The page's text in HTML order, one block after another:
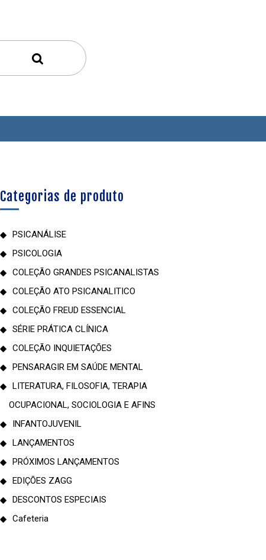
Categorias de produto
PSICANÁLISE
PSICOLOGIA
COLEÇÃO GRANDES PSICANALISTAS
COLEÇÃO ATO PSICANALITICO
COLEÇÃO FREUD ESSENCIAL
SÉRIE PRÁTICA CLÍNICA
COLEÇÃO INQUIETAÇÕES
PENSARAGIR EM SAÚDE MENTAL
LITERATURA, FILOSOFIA, TERAPIA
OCUPACIONAL, SOCIOLOGIA E AFINS
INFANTOJUVENIL
LANÇAMENTOS
PRÓXIMOS LANÇAMENTOS
EDIÇÕES ZAGG
DESCONTOS ESPECIAIS
Cafeteria